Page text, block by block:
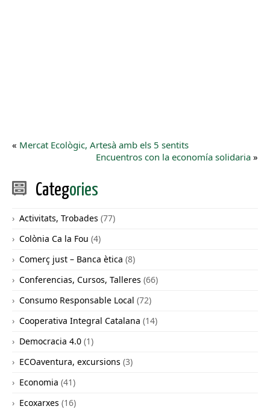
« Mercat Ecològic, Artesà amb els 5 sentits
Encuentros con la economía solidaria »
Categories
Activitats, Trobades (77)
Colònia Ca la Fou (4)
Comerç just – Banca ètica (8)
Conferencias, Cursos, Talleres (66)
Consumo Responsable Local (72)
Cooperativa Integral Catalana (14)
Democracia 4.0 (1)
ECOaventura, excursions (3)
Economia (41)
Ecoxarxes (16)